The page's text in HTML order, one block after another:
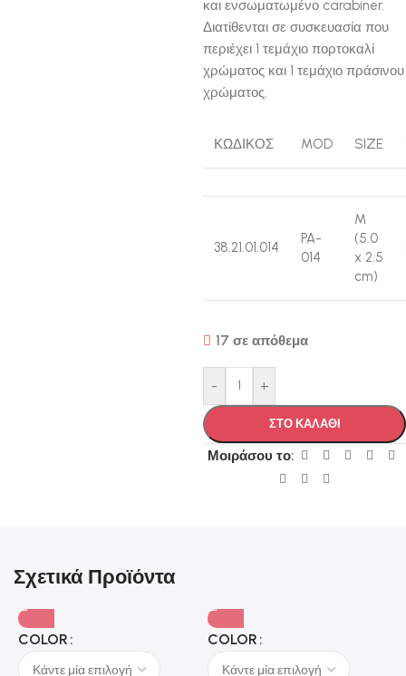
και ενσωματωμένο carabiner.
Διατίθενται σε συσκευασία που
περιέχει 1 τεμάχιο πορτοκαλί
χρώματος και 1 τεμάχιο πράσινου
χρώματος.
ΚΩΔΙΚΟΣ MOD SIZE
38.21.01.014
PA-
014
M
(5.0
x 2.5
cm)
17 σε απόθεμα
- +
ΣΤΟ ΚΑΛΑΘΙ
Μοιράσου το:
Σχετικά Προϊόντα
COLOR COLOR